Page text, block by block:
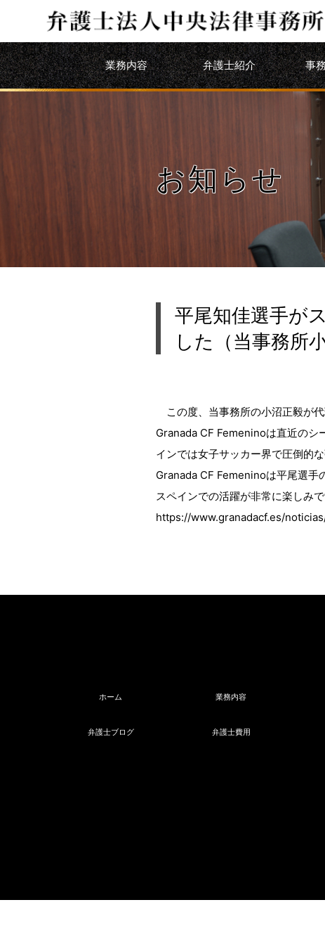
業務内容 弁護士紹介 事
お知らせ
平尾知佳選手が
した（当事務所
この度、当事務所の小沼正毅が
Granada CF Femeninoは直近のシ
インでは女子サッカー界で圧倒的
Granada CF Femeninoは平尾選手
スペインでの活躍が非常に楽しみで
https://www.granadacf.es/
ホーム 業務内容
弁護士ブログ 弁護士費用